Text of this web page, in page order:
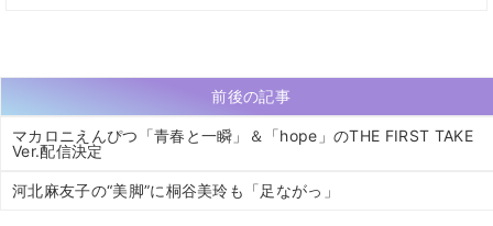
前後の記事
マカロニえんぴつ「青春と一瞬」＆「hope」のTHE FIRST TAKE
Ver.配信決定
河北麻友子の“美脚”に桐谷美玲も「足ながっ」